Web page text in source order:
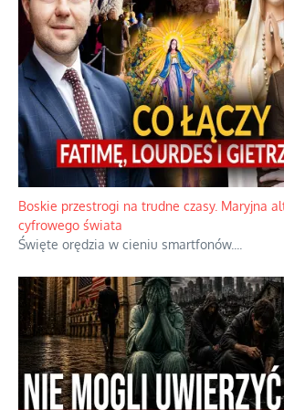
Papieskie innowacje w tradycyjnym różańcu
Gorący dylemat medytacji nad tajemnicami....